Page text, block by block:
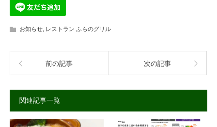
お知らせ, レストラン ふらのグリル
前の記事 次の記事
関連記事一覧